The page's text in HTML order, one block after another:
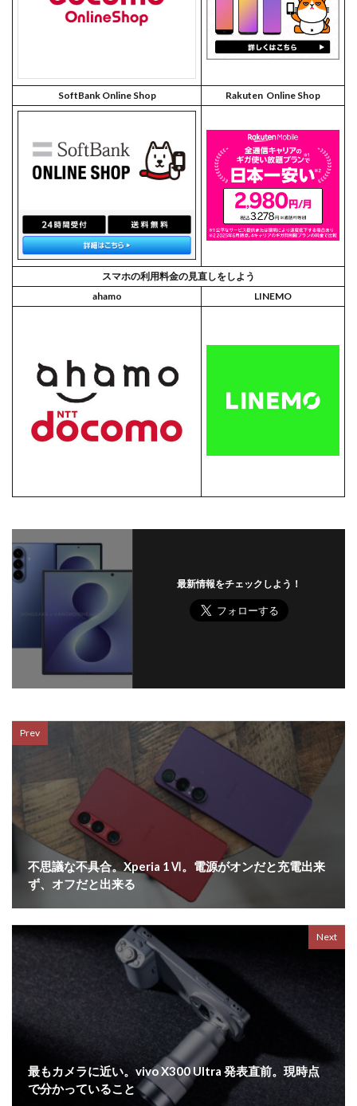
SoftBank Online Shop Rakuten Online Shop
スマホの利用料金の見直しをしよう
ahamo
LINEMO
最新情報をチェックしよう！
Prev
不思議な不具合。Xperia 1Ⅵ。電源がオンだと充電出来
ず、オフだと出来る
Next
最もカメラに近い。vivo X300 Ultra 発表直前。現時点
で分かっていること